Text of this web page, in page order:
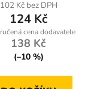
102 Kč bez DPH
124 Kč
138 Kč
(–10 %)